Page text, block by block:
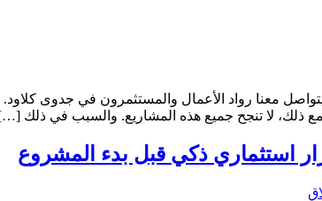
معنا رواد الأعمال والمستثمرون في جدوى
ومع ذلك، لا تنجح جميع هذه المشاريع. والسبب في ذلك
استثماري ذكي قبل بدء المشروع